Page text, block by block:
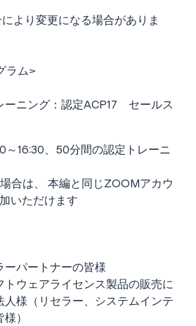
より変更になる場合がありま
ラム>
ーニング：認定ACP17 セールス
16:30、50分間の認定トレーニ
合は、 本編と同じZOOMアカウ
いただけます
ーパートナーの皆様
トウェアライセンス製品の販売に
人様（リセラー、システムインテ
）